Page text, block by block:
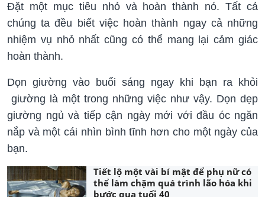
Đặt một mục tiêu nhỏ và hoàn thành nó. Tất cả
chúng ta đều biết việc hoàn thành ngay cả những
nhiệm vụ nhỏ nhất cũng có thể mang lại cảm giác
hoàn thành.
Dọn giường vào buổi sáng ngay khi bạn ra khỏi
giường là một trong những việc như vậy. Dọn dẹp
giường ngủ và tiếp cận ngày mới với đầu óc ngăn
nắp và một cái nhìn bình tĩnh hơn cho một ngày của
bạn.
Tiết lộ một vài bí mật để phụ nữ có
thể làm chậm quá trình lão hóa khi
bước qua tuổi 40